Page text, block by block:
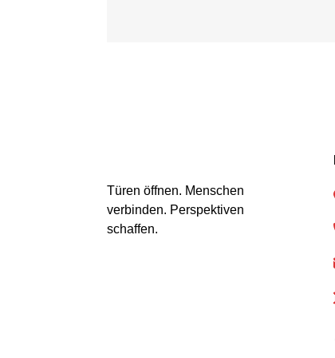
Türen öffnen. Menschen
verbinden. Perspektiven
schaffen.